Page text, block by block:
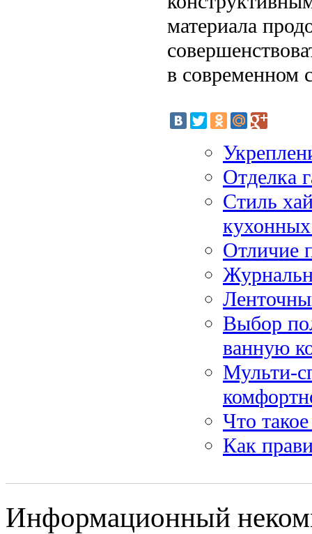
материала
в современном
Отделка
Стиль
Отличие
Выбор
ванную
Мульти-
Что
Как
Информационный